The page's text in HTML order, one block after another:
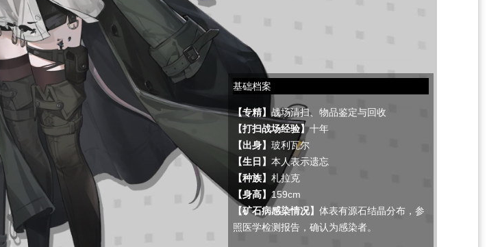
基础档案
【专精】 战场清扫、物品鉴定与回收
【打扫战场经验】十年
【出身】 玻利瓦尔
【生日】 本人表示遗忘
【种族】 札拉克
【身高】159cm
【矿石病感染情况】 体表有源石结晶分布，参
照医学检测报告，确认为感染者。